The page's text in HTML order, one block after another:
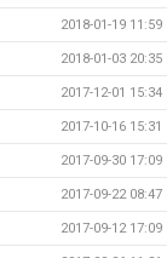
2018-01-19 11:59
2018-01-03 20:35
2017-12-01 15:34
2017-10-16 15:31
2017-09-30 17:09
2017-09-22 08:47
2017-09-12 17:09